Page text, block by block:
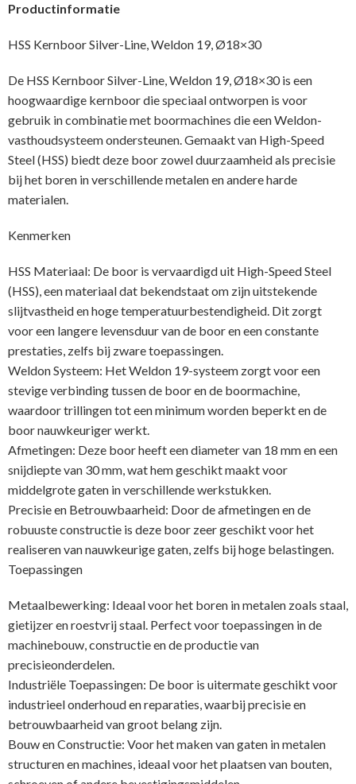
Productinformatie
HSS Kernboor Silver-Line, Weldon 19, Ø18×30
De HSS Kernboor Silver-Line, Weldon 19, Ø18×30 is een
hoogwaardige kernboor die speciaal ontworpen is voor
gebruik in combinatie met boormachines die een Weldon-
vasthoudsysteem ondersteunen. Gemaakt van High-Speed
Steel (HSS) biedt deze boor zowel duurzaamheid als precisie
bij het boren in verschillende metalen en andere harde
materialen.
Kenmerken
HSS Materiaal: De boor is vervaardigd uit High-Speed Steel
(HSS), een materiaal dat bekendstaat om zijn uitstekende
slijtvastheid en hoge temperatuurbestendigheid. Dit zorgt
voor een langere levensduur van de boor en een constante
prestaties, zelfs bij zware toepassingen.
Weldon Systeem: Het Weldon 19-systeem zorgt voor een
stevige verbinding tussen de boor en de boormachine,
waardoor trillingen tot een minimum worden beperkt en de
boor nauwkeuriger werkt.
Afmetingen: Deze boor heeft een diameter van 18 mm en een
snijdiepte van 30 mm, wat hem geschikt maakt voor
middelgrote gaten in verschillende werkstukken.
Precisie en Betrouwbaarheid: Door de afmetingen en de
robuuste constructie is deze boor zeer geschikt voor het
realiseren van nauwkeurige gaten, zelfs bij hoge belastingen.
Toepassingen
Metaalbewerking: Ideaal voor het boren in metalen zoals staal,
gietijzer en roestvrij staal. Perfect voor toepassingen in de
machinebouw, constructie en de productie van
precisieonderdelen.
Industriële Toepassingen: De boor is uitermate geschikt voor
industrieel onderhoud en reparaties, waarbij precisie en
betrouwbaarheid van groot belang zijn.
Bouw en Constructie: Voor het maken van gaten in metalen
structuren en machines, ideaal voor het plaatsen van bouten,